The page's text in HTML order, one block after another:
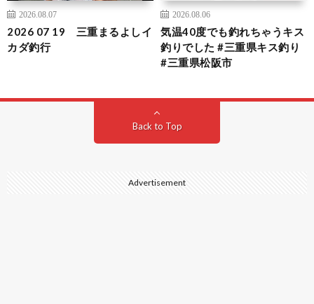
2026.08.07
2026 07 19 三重まるよしイ
カダ釣行
2026.08.06
気温40度でも釣れちゃうキス
釣りでした #三重県キス釣り
#三重県松阪市
Back to Top
Advertisement